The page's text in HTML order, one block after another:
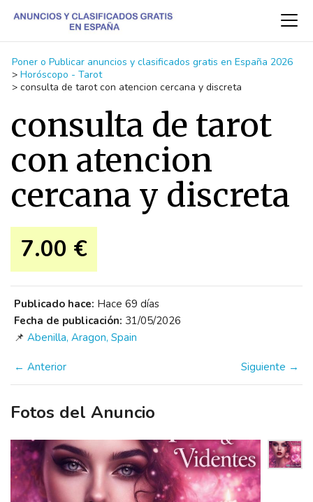
Poner o Publicar anuncios y clasificados gratis en España 2026
> Horóscopo - Tarot
> consulta de tarot con atencion cercana y discreta
consulta de tarot
con atencion
cercana y discreta
7.00 €
Publicado hace: Hace 69 días
Fecha de publicación: 31/05/2026
📌 Abenilla, Aragon, Spain
← Anterior Siguiente →
Fotos del Anuncio